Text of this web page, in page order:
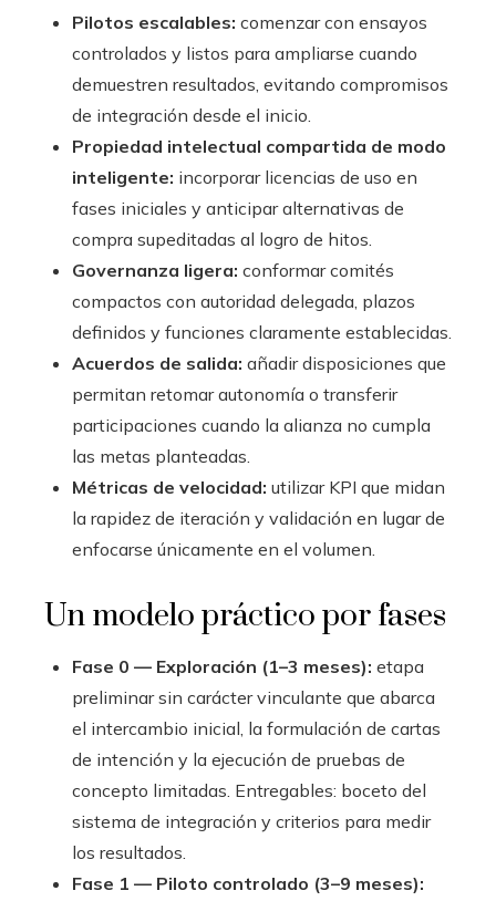
Pilotos escalables: comenzar con ensayos
controlados y listos para ampliarse cuando
demuestren resultados, evitando compromisos
de integración desde el inicio.
Propiedad intelectual compartida de modo
inteligente: incorporar licencias de uso en
fases iniciales y anticipar alternativas de
compra supeditadas al logro de hitos.
Governanza ligera: conformar comités
compactos con autoridad delegada, plazos
definidos y funciones claramente establecidas.
Acuerdos de salida: añadir disposiciones que
permitan retomar autonomía o transferir
participaciones cuando la alianza no cumpla
las metas planteadas.
Métricas de velocidad: utilizar KPI que midan
la rapidez de iteración y validación en lugar de
enfocarse únicamente en el volumen.
Un modelo práctico por fases
Fase 0 — Exploración (1–3 meses): etapa
preliminar sin carácter vinculante que abarca
el intercambio inicial, la formulación de cartas
de intención y la ejecución de pruebas de
concepto limitadas. Entregables: boceto del
sistema de integración y criterios para medir
los resultados.
Fase 1 — Piloto controlado (3–9 meses):